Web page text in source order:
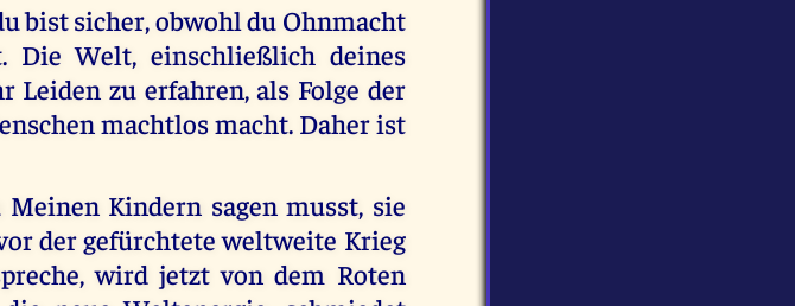
bist sicher, obwohl du Ohnmacht
Die Welt, einschließlich deines
Leiden zu erfahren, als Folge der
machtlos macht. Daher ist
Kindern sagen musst, sie
der gefürchtete weltweite Krieg
wird jetzt von dem Roten